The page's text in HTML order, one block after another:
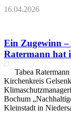
16.04.2026
Ein Zugewinn –
Ratermann hat
Tabea
Kirchenkreis
Bochum
Kleinstadt in